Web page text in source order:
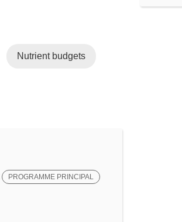
Nutrient budgets
PROGRAMME PRINCIPAL